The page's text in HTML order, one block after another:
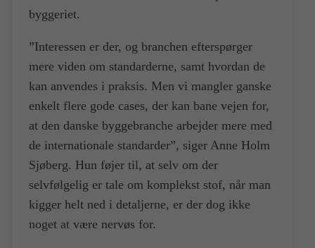
byggeriet.
”Interessen er der, og branchen efterspørger
mere viden om standarderne, samt hvordan de
kan anvendes i praksis. Men vi mangler ganske
enkelt flere gode cases, der kan bane vejen for,
at den danske byggebranche arbejder mere med
de internationale standarder”, siger Anne Holm
Sjøberg. Hun føjer til, at selv om der
selvfølgelig er tale om komplekst stof, når man
kigger helt ned i detaljerne, er der dog ikke
noget at være nervøs for.